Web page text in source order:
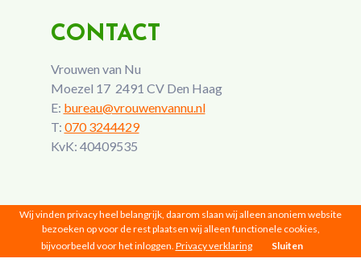
CONTACT
Vrouwen van Nu
Moezel 17 2491 CV Den Haag
E: bureau@vrouwenvannu.nl
T: 070 3244429
KvK: 40409535
Vrouwen van Nu © 2026 |Privacy|Disclaimer
Wij vinden privacy heel belangrijk, daarom slaan wij alleen anoniem website
bezoeken op voor de rest plaatsen wij alleen functionele cookies,
bijvoorbeeld voor het inloggen. Privacy verklaring Sluiten